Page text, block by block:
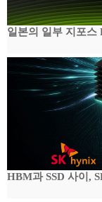
일본의 일부 지포스
HBM과 SSD 사이,